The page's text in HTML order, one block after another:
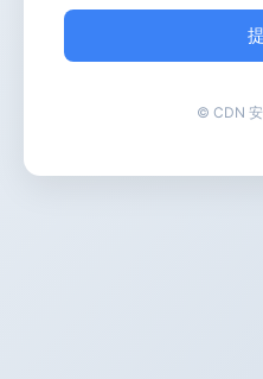
© CDN